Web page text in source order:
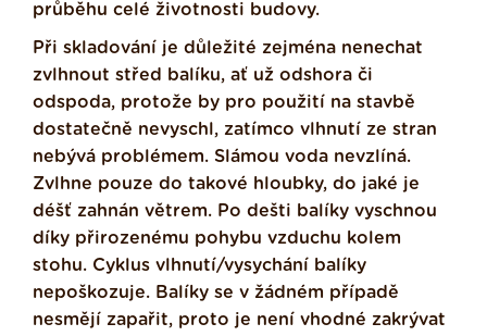
průběhu celé životnosti budovy.
Při skladování je důležité zejména nenechat
zvlhnout střed balíku, ať už odshora či
odspoda, protože by pro použití na stavbě
dostatečně nevyschl, zatímco vlhnutí ze stran
nebývá problémem. Slámou voda nevzlíná.
Zvlhne pouze do takové hloubky, do jaké je
déšť zahnán větrem. Po dešti balíky vyschnou
díky přirozenému pohybu vzduchu kolem
stohu. Cyklus vlhnutí/vysychání balíky
nepoškozuje. Balíky se v žádném případě
nesmějí zapařit, proto je není vhodné zakrývat